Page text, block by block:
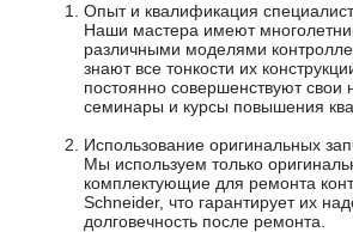
Опыт и квалификация
Наши мастера имеют
различными моделями
знают все тонкости их
постоянно совершенствуют свои
семинары и курсы повышения
Использование оригинальных
Мы используем только
комплектующие для ремонта
Schneider, что гарантирует их
долговечность после ремонта.